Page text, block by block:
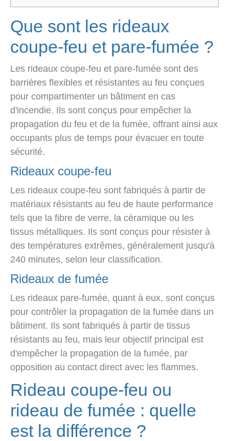
Que sont les rideaux
coupe-feu et pare-fumée ?
Les rideaux coupe-feu et pare-fumée sont des
barrières flexibles et résistantes au feu conçues
pour compartimenter un bâtiment en cas
d'incendie. Ils sont conçus pour empêcher la
propagation du feu et de la fumée, offrant ainsi aux
occupants plus de temps pour évacuer en toute
sécurité.
Rideaux coupe-feu
Les rideaux coupe-feu sont fabriqués à partir de
matériaux résistants au feu de haute performance
tels que la fibre de verre, la céramique ou les
tissus métalliques. Ils sont conçus pour résister à
des températures extrêmes, généralement jusqu'à
240 minutes, selon leur classification.
Rideaux de fumée
Les rideaux pare-fumée, quant à eux, sont conçus
pour contrôler la propagation de la fumée dans un
bâtiment. Ils sont fabriqués à partir de tissus
résistants au feu, mais leur objectif principal est
d'empêcher la propagation de la fumée, par
opposition au contact direct avec les flammes.
Rideau coupe-feu ou
rideau de fumée : quelle
est la différence ?